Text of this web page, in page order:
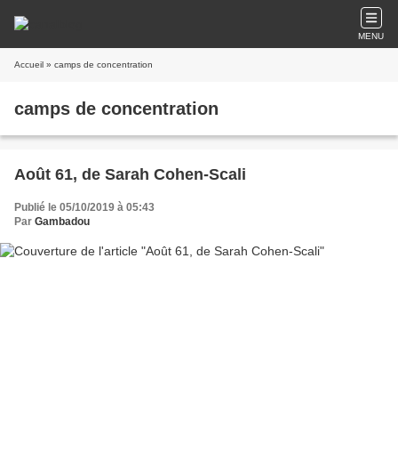
MENU
Accueil » camps de concentration
camps de concentration
Août 61, de Sarah Cohen-Scali
Publié le 05/10/2019 à 05:43
Par Gambadou